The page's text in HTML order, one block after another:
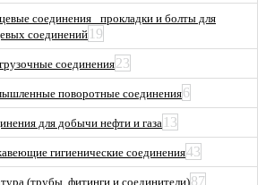
соединения_ прокладки и болты для
соединений19
соединения23
поворотные соединения6
для добычи нефти и газа 13
гигиенические соединения43
(трубы, фитинги и соединители)87